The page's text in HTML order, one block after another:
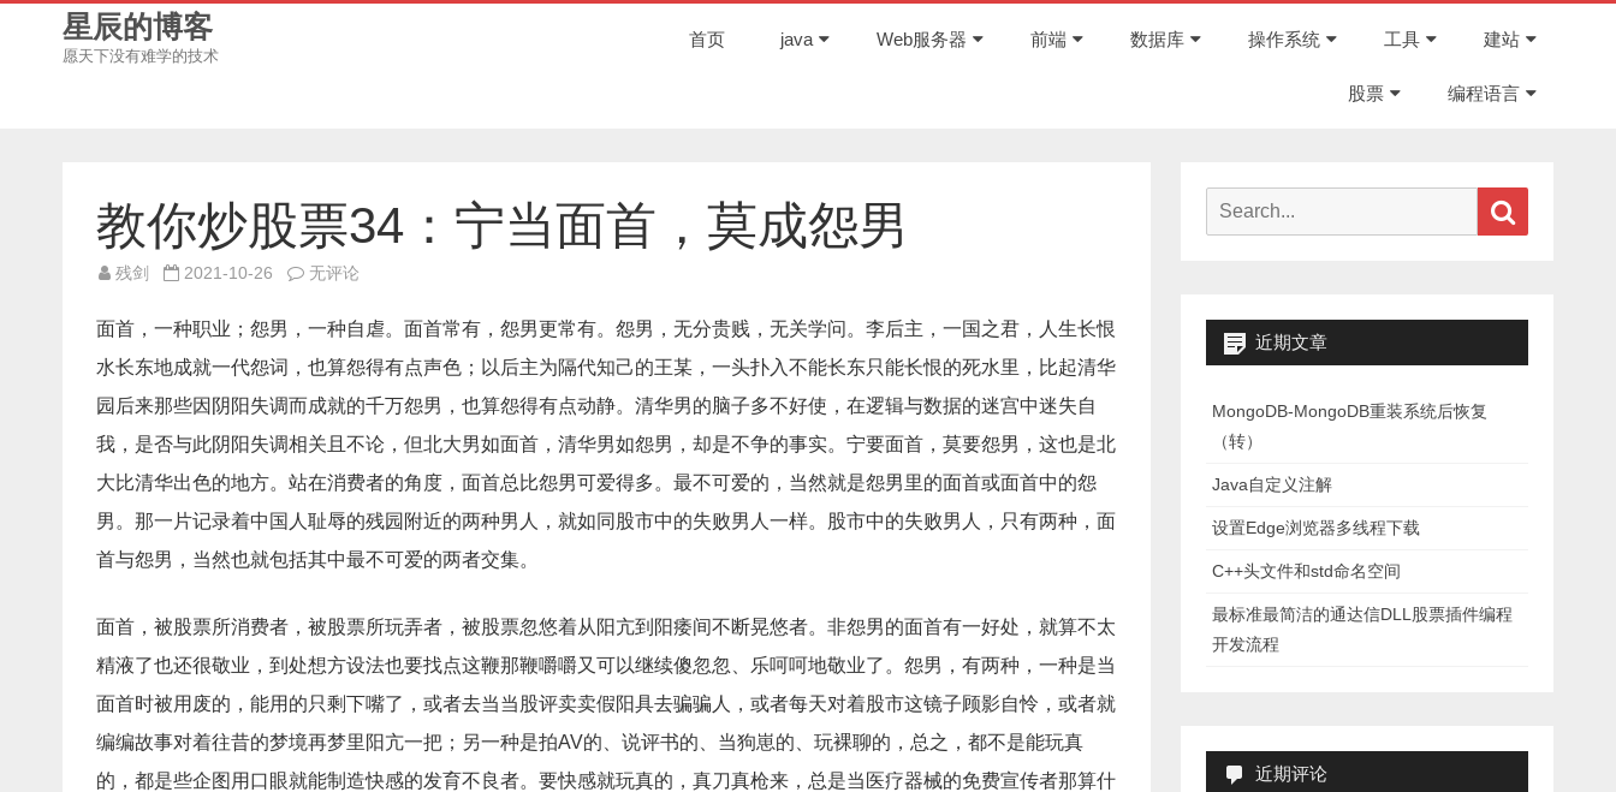
星辰的博客
愿天下没有难学的技术
首页 java Web服务器 前端 数据库 操作系统 工具 建站
股票 编程语言
教你炒股票34：宁当面首，莫成怨男
残剑 2021-10-26
教
34：
宁
面
莫
成
怨
男
无评论
面首，一种职业；怨男，一种自虐。面首常有，怨男更常有。怨男，无分贵贱，无关学问。李后主，一国之君，人生长恨
水长东地成就一代怨词，也算怨得有点声色；以后主为隔代知己的王某，一头扑入不能长东只能长恨的死水里，比起清华
园后来那些因阴阳失调而成就的千万怨男，也算怨得有点动静。清华男的脑子多不好使，在逻辑与数据的迷宫中迷失自
我，是否与此阴阳失调相关且不论，但北大男如面首，清华男如怨男，却是不争的事实。宁要面首，莫要怨男，这也是北
大比清华出色的地方。站在消费者的角度，面首总比怨男可爱得多。最不可爱的，当然就是怨男里的面首或面首中的怨
男。那一片记录着中国人耻辱的残园附近的两种男人，就如同股市中的失败男人一样。股市中的失败男人，只有两种，面
首与怨男，当然也就包括其中最不可爱的两者交集。
面首，被股票所消费者，被股票所玩弄者，被股票忽悠着从阳亢到阳痿间不断晃悠者。非怨男的面首有一好处，就算不太
精液了也还很敬业，到处想方设法也要找点这鞭那鞭嚼嚼又可以继续傻忽忽、乐呵呵地敬业了。怨男，有两种，一种是当
面首时被用废的，能用的只剩下嘴了，或者去当当股评卖卖假阳具去骗骗人，或者每天对着股市这镜子顾影自怜，或者就
编编故事对着往昔的梦境再梦里阳亢一把；另一种是拍AV的、说评书的、当狗崽的、玩裸聊的，总之，都不是能玩真
的，都是些企图用口眼就能制造快感的发育不良者。要快感就玩真的，真刀真枪来，总是当医疗器械的免费宣传者那算什
Search
近期文章
MongoDB-MongoDB重装系统后恢复
（转）
Java自定义注解
设置Edge浏览器多线程下载
C++头文件和std命名空间
最标准最简洁的通达信DLL股票插件编程
开发流程
近期评论